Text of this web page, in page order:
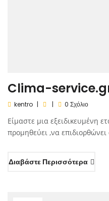
Clima-
kentro 0 Σχόλιο
Είμαστε μια εξειδικευμένη
προμηθεύει ,να
Διαβάστε Περισσότερα